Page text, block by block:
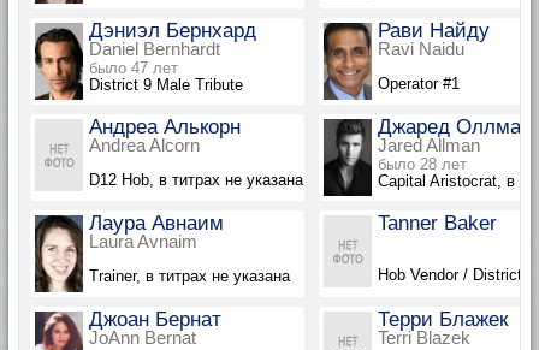
Дэниэл Бернхард
Daniel Bernhardt
было 47 лет
District 9 Male Tribute
Рави Найду
Ravi Naidu
Operator #1
Андреа Алькорн
Andrea Alcorn
D12 Hob, в титрах не указана
Джаред Оллман
Jared Allman
было 28 лет
Capital Aristocrat, в
Лаура Авнаим
Laura Avnaim
Trainer, в титрах не указана
Tanner Baker
Hob Vendor / District
Джоан Бернат
JoAnn Bernat
Терри Блажек
Terri Blazek